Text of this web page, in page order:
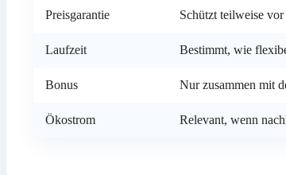
Preisgarantie Schützt teilweise
Laufzeit Bestimmt, wie
Bonus Nur zusammen mit
Ökostrom Relevant, wenn